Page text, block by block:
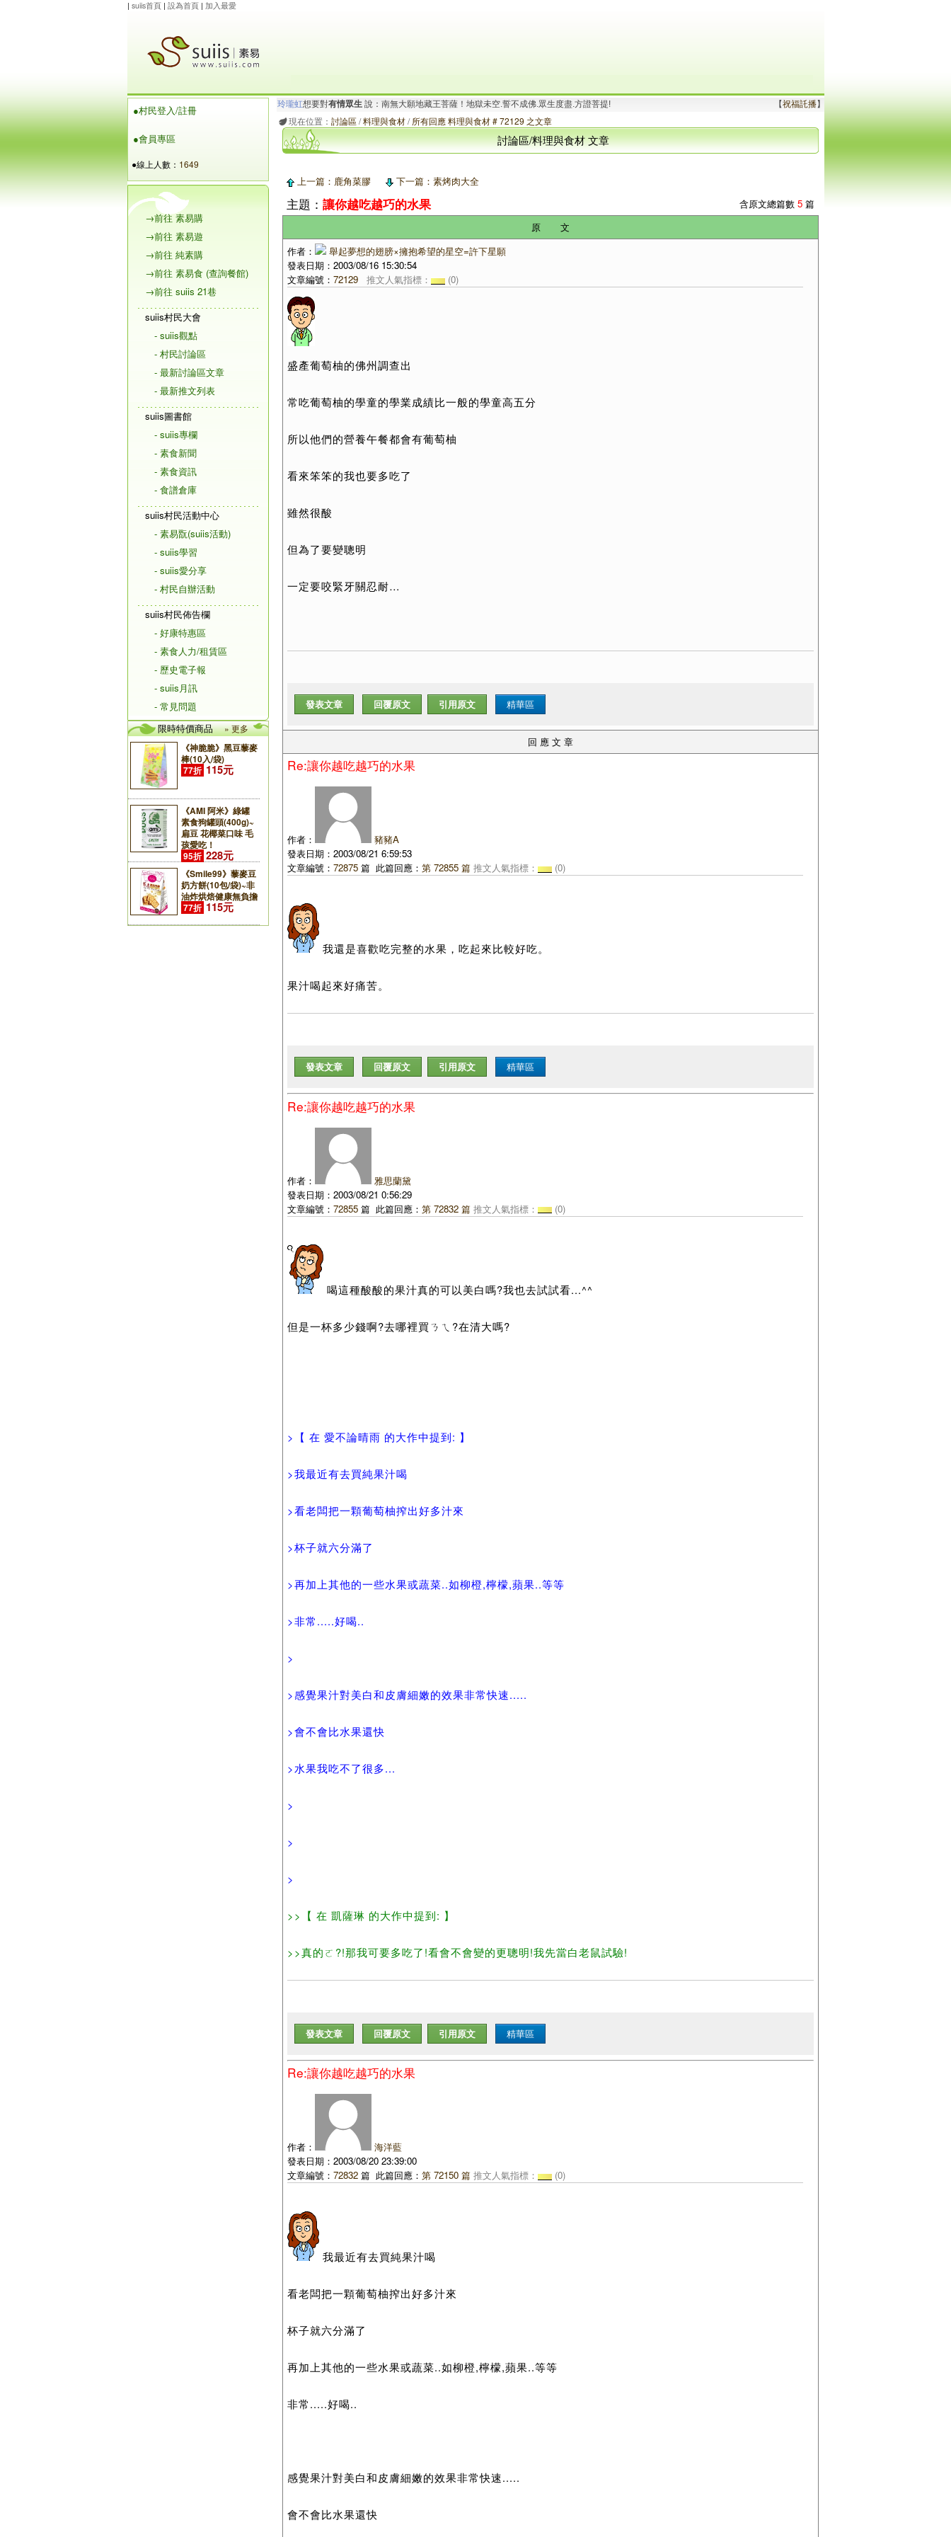
| suiis首頁| 設為首頁| 加入最愛
●村民登入/註冊
●會員專區
●線上人數： 1649
→前往 素易購
→前往 素易遊
→前往 純素購
→前往 素易食 (查詢餐館)
→前往 suiis 21巷
suiis村民大會
- suiis觀點
- 村民討論區
- 最新討論區文章
- 最新推文列表
suiis圖書館
- suiis專欄
- 素食新聞
- 素食資訊
- 食譜倉庫
suiis村民活動中心
- 素易翫(suiis活動)
- suiis學習
- suiis愛分享
- 村民自辦活動
suiis村民佈告欄
- 好康特惠區
- 素食人力/租賃區
- 歷史電子報
- suiis月訊
- 常見問題
限時特價商品
» 更多
《神脆脆》黑豆藜麥
棒(10入/袋)
77折 115元
《AMI 阿米》綠罐
素食狗罐頭(400g)~
扁豆 花椰菜口味 毛
孩愛吃！
95折 228元
《Smile99》藜麥豆
奶方餅(10包/袋)~非
油炸烘焙健康無負擔
77折 115元
maysnow...想要對有情眾生說：阿彌陀佛！一切有為法.如夢幻泡影.如露亦如電.應作如是觀!
玲瓏虹想要對有情眾生 說：南無大願地藏王菩薩！地獄未空.誓不成佛.眾生度盡.方證菩提! 【祝福託播】
現在位置： 討論區/料理與食材/所有回應 料理與食材 # 72129 之文章
討論區/料理與食材 文章
上一篇：鹿角菜膠 下一篇：素烤肉大全
主題： 讓你越吃越巧的水果 含原文總篇數 5篇
原 文
作者：
舉起夢想的翅膀×擁抱希望的星空=許下星願
發表日期：2003/08/16 15:30:54
文章編號： 72129 推文人氣指標： (0)
盛產葡萄柚的佛州調查出
常吃葡萄柚的學童的學業成績比一般的學童高五分
所以他們的營養午餐都會有葡萄柚
看來笨笨的我也要多吃了
雖然很酸
但為了要變聰明
一定要咬緊牙關忍耐…
發表文章 回覆原文 引用原文 精華區
回 應 文 章
Re:讓你越吃越巧的水果
作者：
豬豬A
發表日期：2003/08/21 6:59:53
文章編號： 72875篇 此篇回應： 第 72855 篇 推文人氣指標： (0)
我還是喜歡吃完整的水果，吃起來比較好吃。
果汁喝起來好痛苦。
發表文章 回覆原文 引用原文 精華區
Re:讓你越吃越巧的水果
作者：
雅思蘭黛
發表日期：2003/08/21 0:56:29
文章編號： 72855篇 此篇回應： 第 72832 篇 推文人氣指標： (0)
喝這種酸酸的果汁真的可以美白嗎?我也去試試看...^^
但是一杯多少錢啊?去哪裡買ㄋㄟ?在清大嗎?
>【 在 愛不論晴雨 的大作中提到: 】
>我最近有去買純果汁喝
>看老闆把一顆葡萄柚搾出好多汁來
>杯子就六分滿了
>再加上其他的一些水果或蔬菜..如柳橙,檸檬,蘋果..等等
>非常.....好喝..
>
>感覺果汁對美白和皮膚細嫩的效果非常快速.....
>會不會比水果還快
>水果我吃不了很多...
>
>
>
>>【 在 凱薩琳 的大作中提到: 】
>>真的ㄛ?!那我可要多吃了!看會不會變的更聰明!我先當白老鼠試驗!
發表文章 回覆原文 引用原文 精華區
Re:讓你越吃越巧的水果
作者：
海洋藍
發表日期：2003/08/20 23:39:00
文章編號： 72832篇 此篇回應： 第 72150 篇 推文人氣指標： (0)
我最近有去買純果汁喝
看老闆把一顆葡萄柚搾出好多汁來
杯子就六分滿了
再加上其他的一些水果或蔬菜..如柳橙,檸檬,蘋果..等等
非常.....好喝..
感覺果汁對美白和皮膚細嫩的效果非常快速.....
會不會比水果還快